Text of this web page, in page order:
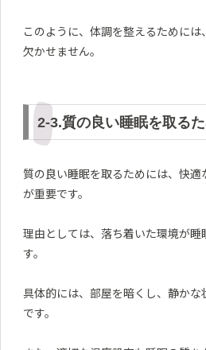
このように、体調を整えるために
欠かせません。
2-3.質の良い睡眠を取る
質の良い睡眠を取るためには、快適
が重要です。
理由としては、落ち着いた環境が睡
す。
具体的には、部屋を暗くし、静か
です。